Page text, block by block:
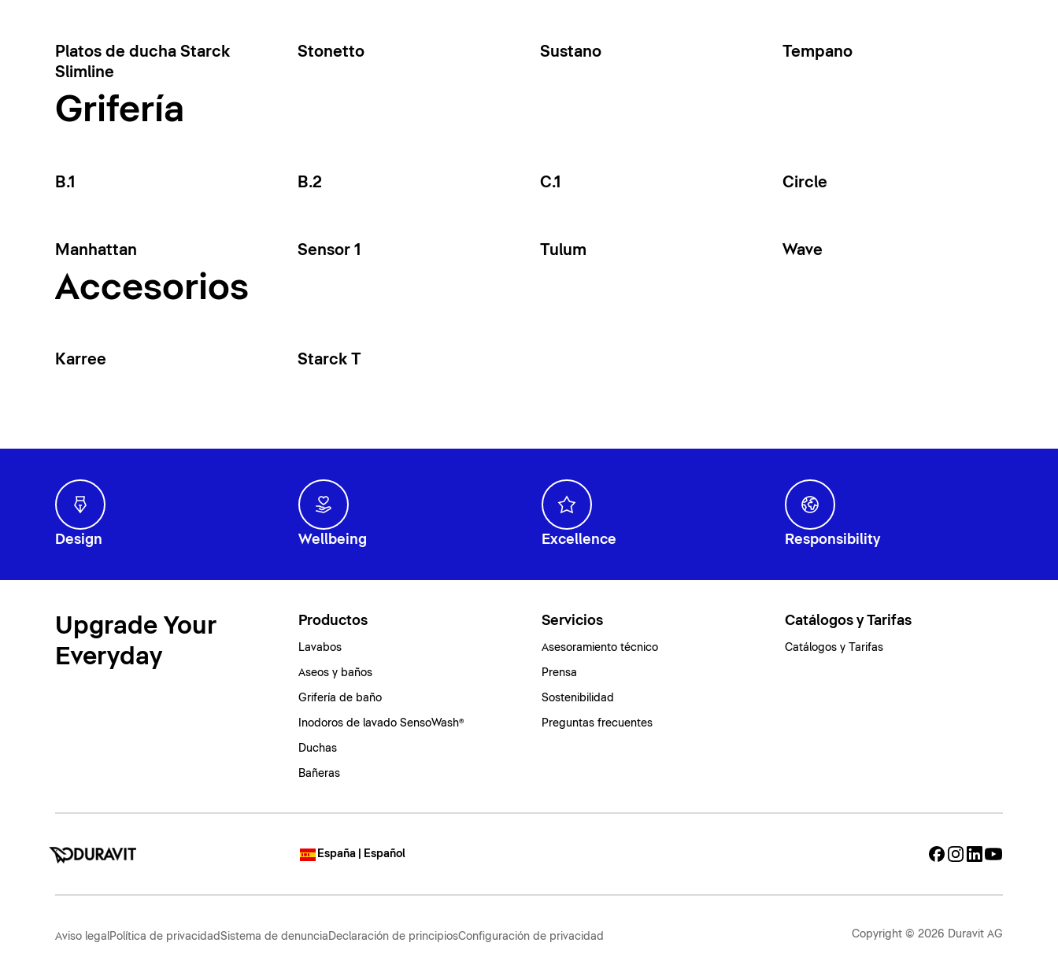
Platos de ducha Starck
Slimline
Stonetto Sustano Tempano
Grifería
B.1 B.2 C.1 Circle
Manhattan Sensor 1 Tulum Wave
Accesorios
Karree Starck T
Design Wellbeing Excellence Responsibility
Upgrade Your
Everyday
Productos
Lavabos
Aseos y baños
Grifería de baño
Inodoros de lavado SensoWash®
Duchas
Bañeras
Servicios
Asesoramiento técnico
Prensa
Sostenibilidad
Preguntas frecuentes
Catálogos y Tarifas
Catálogos y Tarifas
España | Español
Aviso legalPolítica de privacidadSistema de denuncia Declaración de principiosConfiguración de privacidad Copyright © 2026 Duravit AG